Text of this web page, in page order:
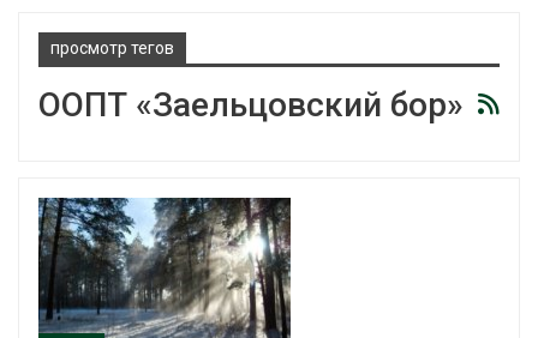
просмотр тегов
ООПТ «Заельцовский бор»